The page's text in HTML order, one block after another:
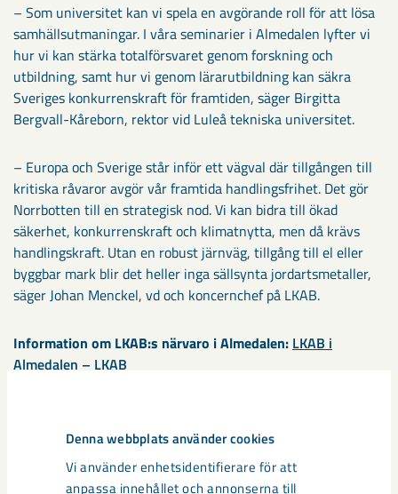
Denna webbplats använder cookies
Vi använder enhetsidentifierare för att
anpassa innehållet och annonserna till
– Som universitet kan vi spela en avgörande roll för att lösa
samhällsutmaningar. I våra seminarier i Almedalen lyfter vi
hur vi kan stärka totalförsvaret genom forskning och
utbildning, samt hur vi genom lärarutbildning kan säkra
Sveriges konkurrenskraft för framtiden, säger Birgitta
Bergvall-Kåreborn, rektor vid Luleå tekniska universitet.
– Europa och Sverige står inför ett vägval där tillgången till
kritiska råvaror avgör vår framtida handlingsfrihet. Det gör
Norrbotten till en strategisk nod. Vi kan bidra till ökad
säkerhet, konkurrenskraft och klimatnytta, men då krävs
handlingskraft. Utan en robust järnväg, tillgång till el eller
byggbar mark blir det heller inga sällsynta jordartsmetaller,
säger Johan Menckel, vd och koncernchef på LKAB.
Information om LKAB:s närvaro i Almedalen: LKAB i
Almedalen – LKAB
Johanna Fogman, event- och sponsringsansvarig LKAB
tel: 070 342 14 75, mail:johanna.fogman@lkab.com